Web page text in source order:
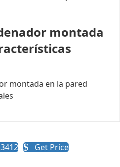
montada
Get Price